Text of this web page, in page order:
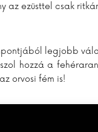
az ezüsttel csak
legjobb
hozzá a
orvosi fém is!